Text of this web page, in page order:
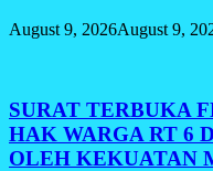
August 9, 2026August 9,
SURAT TERBUKA
HAK WARGA RT 6
OLEH KEKUATAN